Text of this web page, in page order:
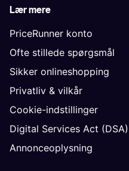
Lær mere
PriceRunner konto
Ofte stillede spørgsmål
Sikker onlineshopping
Privatliv & vilkår
Cookie-indstillinger
Digital Services Act (DSA)
Annonceoplysning